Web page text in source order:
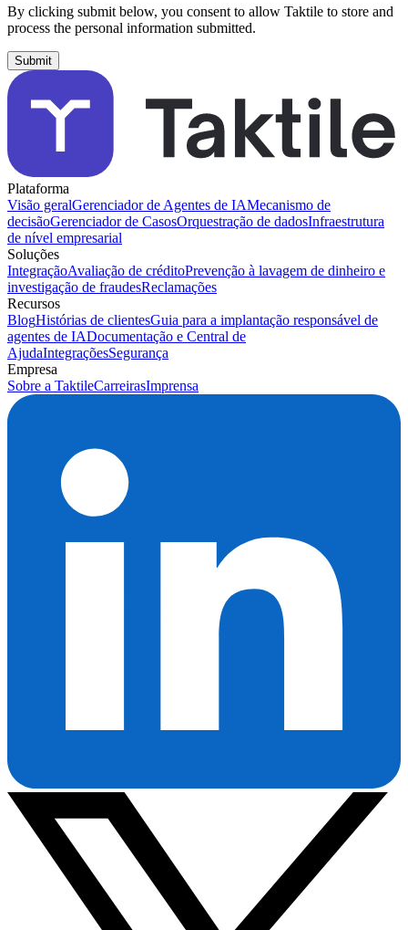
By clicking submit below, you consent to allow Taktile to store and
process the personal information submitted.
Plataforma
Visão geralGerenciador de Agentes de IAMecanismo de
decisãoGerenciador de CasosOrquestração de dadosInfraestrutura
de nível empresarial
Soluções
IntegraçãoAvaliação de créditoPrevenção à lavagem de dinheiro e
investigação de fraudesReclamações
Recursos
BlogHistórias de clientesGuia para a implantação responsável de
agentes de IADocumentação e Central de
AjudaIntegraçõesSegurança
Empresa
Sobre a TaktileCarreirasImprensa